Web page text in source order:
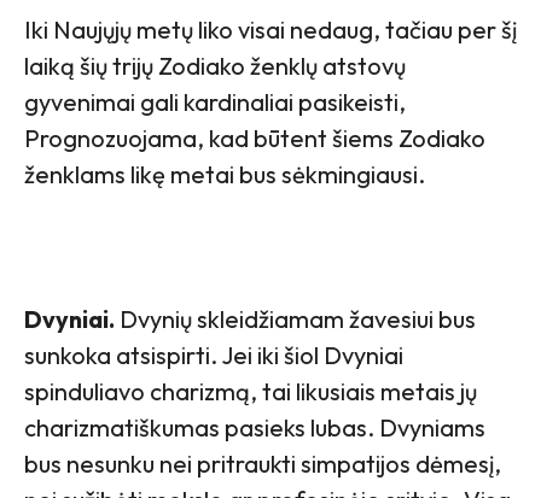
Iki Naujųjų metų liko visai nedaug, tačiau per šį
laiką šių trijų Zodiako ženklų atstovų
gyvenimai gali kardinaliai pasikeisti,
Prognozuojama, kad būtent šiems Zodiako
ženklams likę metai bus sėkmingiausi.
Dvyniai. Dvynių skleidžiamam žavesiui bus
sunkoka atsispirti. Jei iki šiol Dvyniai
spinduliavo charizmą, tai likusiais metais jų
charizmatiškumas pasieks lubas. Dvyniams
bus nesunku nei pritraukti simpatijos dėmesį,